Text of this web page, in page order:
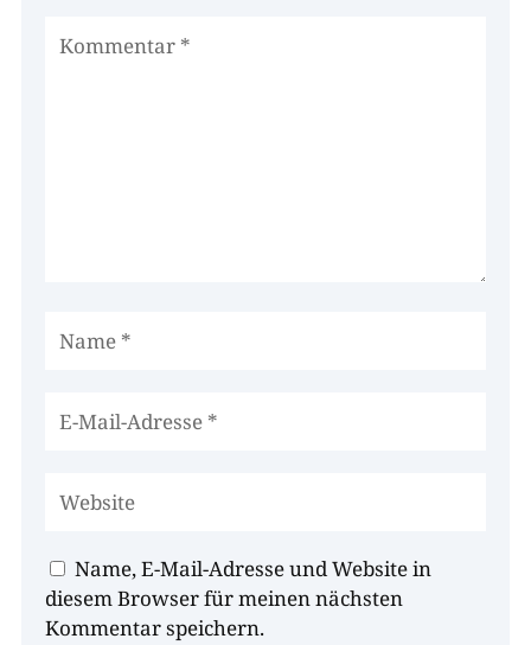
Name, E-Mail-Adresse und Website in
diesem Browser für meinen nächsten
Kommentar speichern.